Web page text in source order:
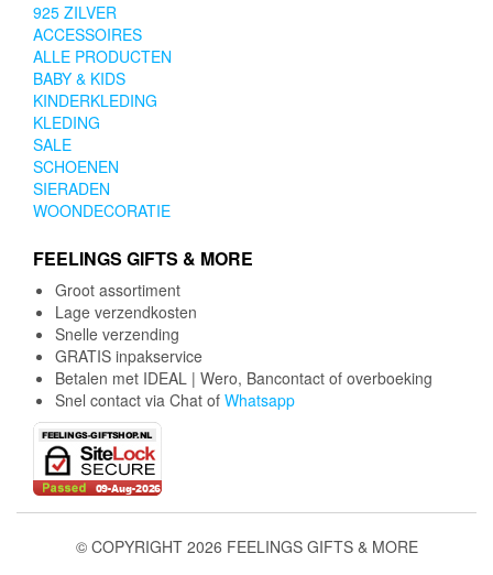
925 ZILVER
ACCESSOIRES
ALLE PRODUCTEN
BABY & KIDS
KINDERKLEDING
KLEDING
SALE
SCHOENEN
SIERADEN
WOONDECORATIE
FEELINGS GIFTS & MORE
Groot assortiment
Lage verzendkosten
Snelle verzending
GRATIS inpakservice
Betalen met IDEAL | Wero, Bancontact of overboeking
Snel contact via Chat of Whatsapp
© COPYRIGHT 2026 FEELINGS GIFTS & MORE